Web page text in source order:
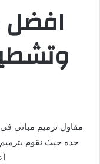
افضل
مقاول ترميم مباني
جده حيث نقوم بترميم